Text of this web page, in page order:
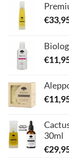
€
€
€
30ml
€